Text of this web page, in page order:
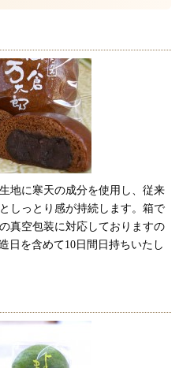
地に寒天の成分を使用し、従来
しっとり感が持続します。箱で
真空包装に対応しておりますの
日を含めて10日間日持ちいたし